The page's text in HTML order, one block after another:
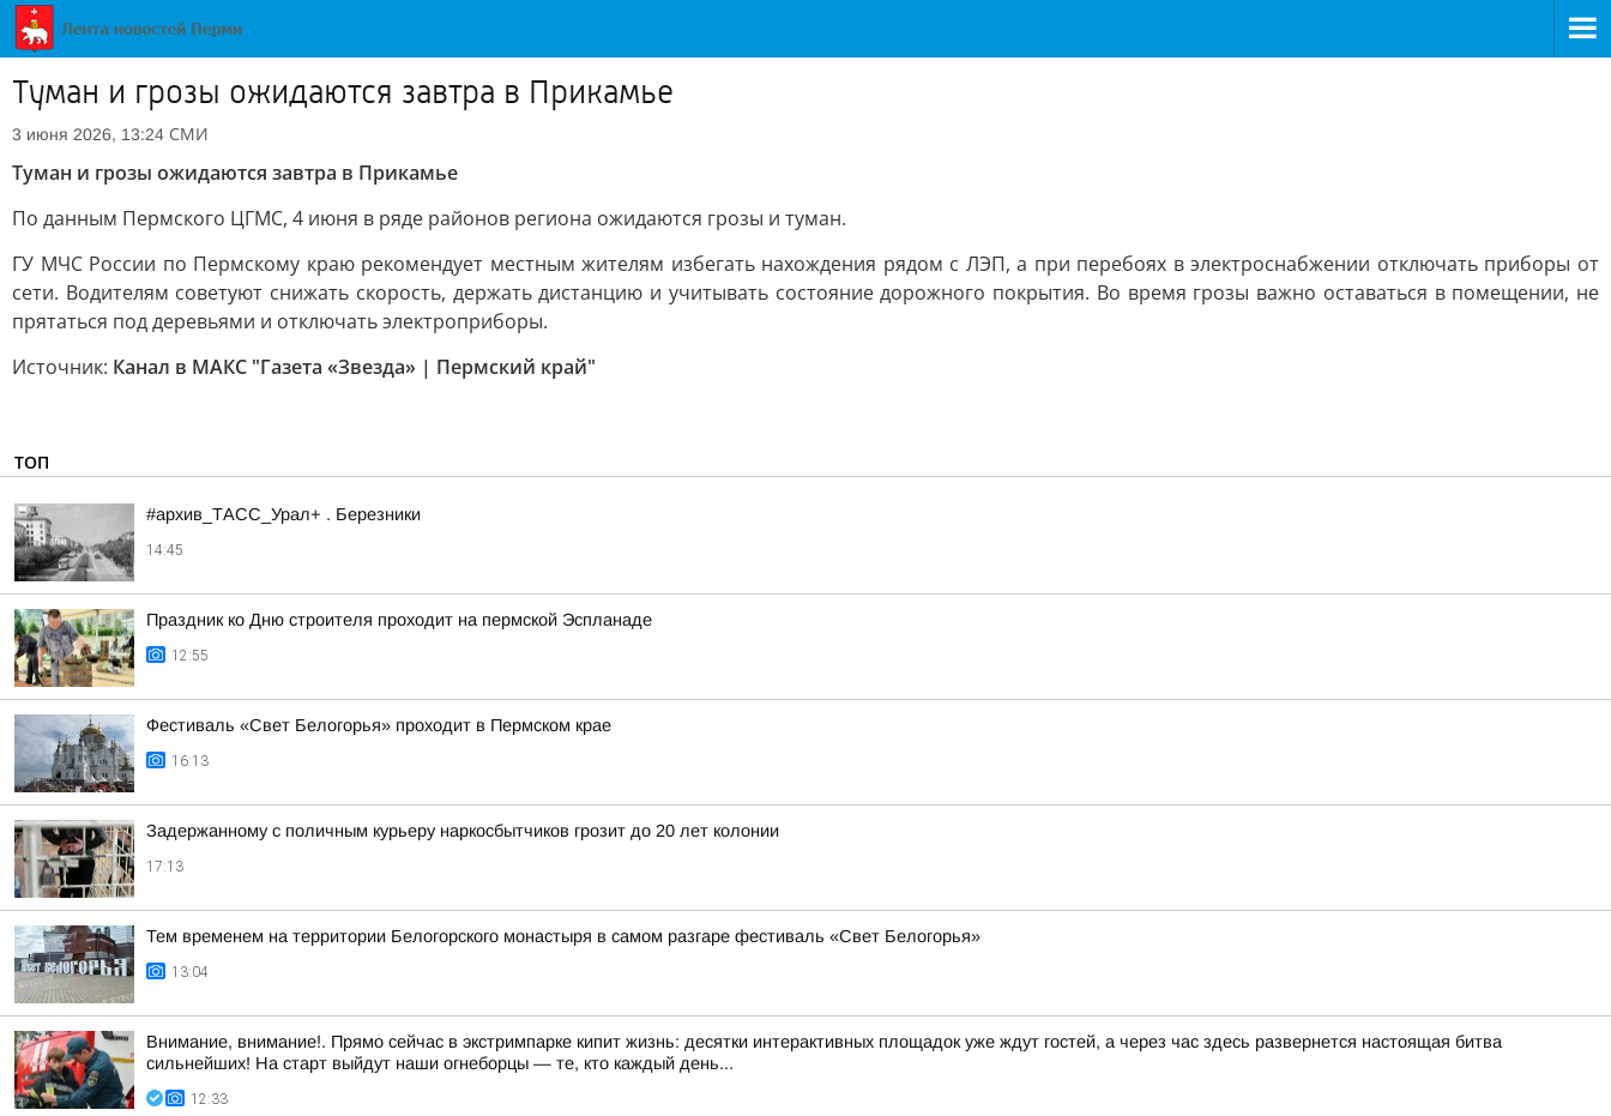
Туман и грозы ожидаются завтра в Прикамье
3 июня 2026, 13:24 СМИ
Туман и грозы ожидаются завтра в Прикамье
По данным Пермского ЦГМС, 4 июня в ряде районов региона ожидаются грозы и туман.
ГУ МЧС России по Пермскому краю рекомендует местным жителям избегать нахождения рядом с ЛЭП, а при перебоях в электроснабжении отключать приборы от
сети. Водителям советуют снижать скорость, держать дистанцию и учитывать состояние дорожного покрытия. Во время грозы важно оставаться в помещении, не
прятаться под деревьями и отключать электроприборы.
Источник: Канал в МАКС "Газета «Звезда» | Пермский край"
ТОП
#архив_ТАСС_Урал+ . Березники
14:45
Праздник ко Дню строителя проходит на пермской Эспланаде
12:55
Фестиваль «Свет Белогорья» проходит в Пермском крае
16:13
Задержанному с поличным курьеру наркосбытчиков грозит до 20 лет колонии
17:13
Тем временем на территории Белогорского монастыря в самом разгаре фестиваль «Свет Белогорья»
13:04
Внимание, внимание!. Прямо сейчас в экстримпарке кипит жизнь: десятки интерактивных площадок уже ждут гостей, а через час здесь развернется настоящая битва
сильнейших! На старт выйдут наши огнеборцы — те, кто каждый день...
12:33